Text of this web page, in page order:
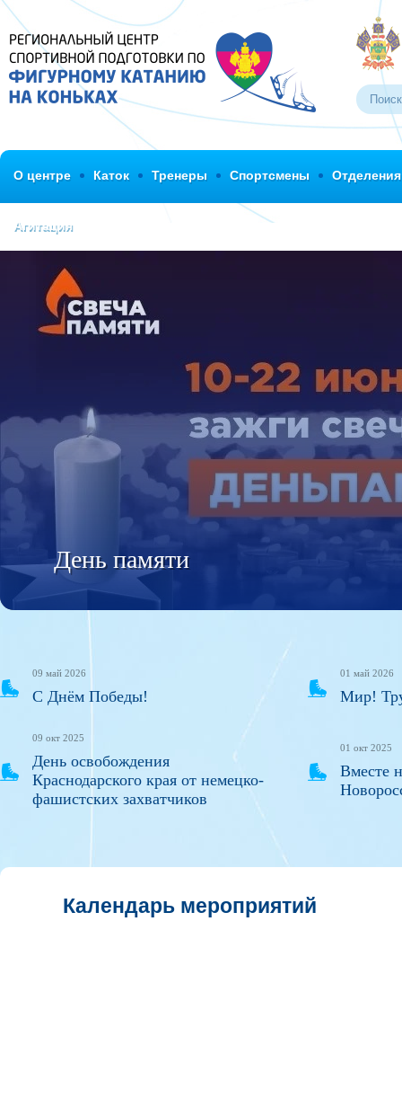
О центре Каток Тренеры Спортсмены Отделения
Агитация
День памяти
09 май 2026
С Днём Победы!
01 май 2026
Мир!
09 окт 2025
День освобождения
Краснодарского края от немецко-
фашистских захватчиков
01 окт 2025
Вместе
Календарь мероприятий